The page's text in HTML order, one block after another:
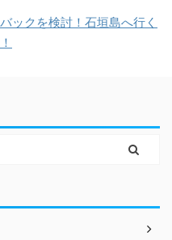
ックを検討！石垣島へ行く